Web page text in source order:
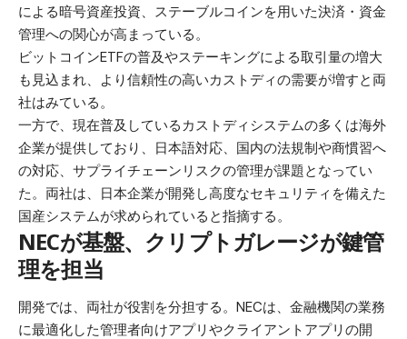
による暗号資産投資、ステーブルコインを用いた決済・資金
管理への関心が高まっている。
ビットコインETFの普及やステーキングによる取引量の増大
も見込まれ、より信頼性の高いカストディの需要が増すと両
社はみている。
一方で、現在普及しているカストディシステムの多くは海外
企業が提供しており、日本語対応、国内の法規制や商慣習へ
の対応、サプライチェーンリスクの管理が課題となってい
た。両社は、日本企業が開発し高度なセキュリティを備えた
国産システムが求められていると指摘する。
NECが基盤、クリプトガレージが鍵管
理を担当
開発では、両社が役割を分担する。NECは、金融機関の業務
に最適化した管理者向けアプリやクライアントアプリの開